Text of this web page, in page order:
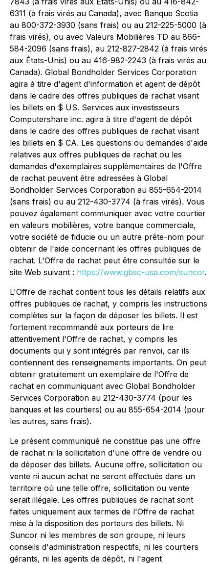
6311 (à frais virés au Canada), avec Banque Scotia
au 800-372-3930 (sans frais) ou au 212-225-5000 (à
frais virés), ou avec Valeurs Mobilières TD au 866-
584-2096 (sans frais), au 212-827-2842 (à frais virés
aux États-Unis) ou au 416-982-2243 (à frais virés au
Canada). Global Bondholder Services Corporation
agira à titre d'agent d'information et agent de dépôt
dans le cadre des offres publiques de rachat visant
les billets en $ US. Services aux investisseurs
Computershare inc. agira à titre d'agent de dépôt
dans le cadre des offres publiques de rachat visant
les billets en $ CA. Les questions ou demandes d'aide
relatives aux offres publiques de rachat ou les
demandes d'exemplaires supplémentaires de l'Offre
de rachat peuvent être adressées à Global
Bondholder Services Corporation au 855-654-2014
(sans frais) ou au 212-430-3774 (à frais virés). Vous
pouvez également communiquer avec votre courtier
en valeurs mobilières, votre banque commerciale,
votre société de fiducie ou un autre prête-nom pour
obtenir de l'aide concernant les offres publiques de
rachat. L'Offre de rachat peut être consultée sur le
site Web suivant : https://www.gbsc-usa.com/suncor.
L'Offre de rachat contient tous les détails relatifs aux
offres publiques de rachat, y compris les instructions
complètes sur la façon de déposer les billets. Il est
fortement recommandé aux porteurs de lire
attentivement l'Offre de rachat, y compris les
documents qui y sont intégrés par renvoi, car ils
contiennent des renseignements importants. On peut
obtenir gratuitement un exemplaire de l'Offre de
rachat en communiquant avec Global Bondholder
Services Corporation au 212-430-3774 (pour les
banques et les courtiers) ou au 855-654-2014 (pour
les autres, sans frais).
Le présent communiqué ne constitue pas une offre
de rachat ni la sollicitation d'une offre de vendre ou
de déposer des billets. Aucune offre, sollicitation ou
vente ni aucun achat ne seront effectués dans un
territoire où une telle offre, sollicitation ou vente
serait illégale. Les offres publiques de rachat sont
faites uniquement aux termes de l'Offre de rachat
mise à la disposition des porteurs des billets. Ni
Suncor ni les membres de son groupe, ni leurs
conseils d'administration respectifs, ni les courtiers
gérants, ni les agents de dépôt, ni l'agent